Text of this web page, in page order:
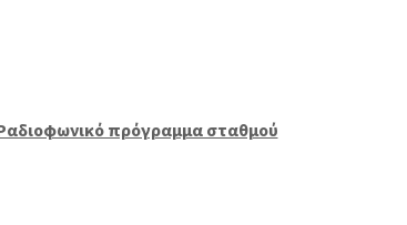
πρόγραμμα σταθμού